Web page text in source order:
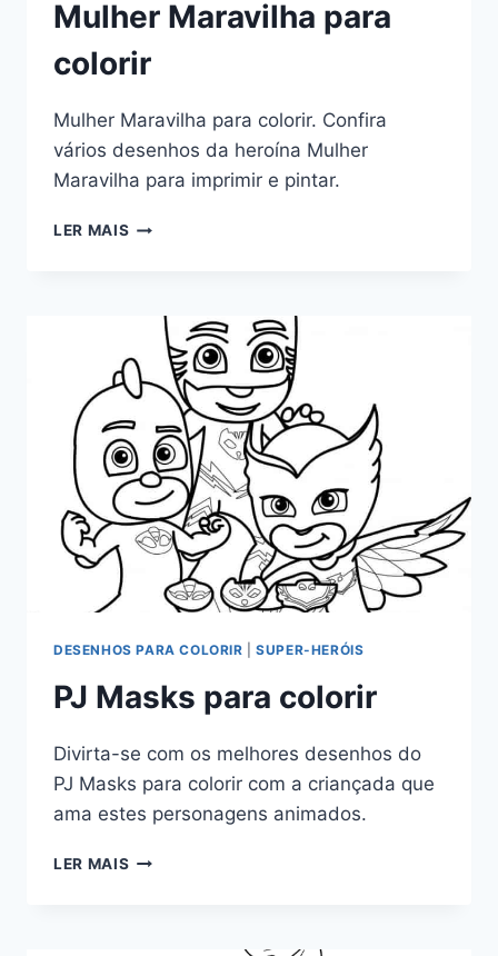
Mulher Maravilha para
colorir
Mulher Maravilha para colorir. Confira
vários desenhos da heroína Mulher
Maravilha para imprimir e pintar.
LER MAIS MULHER
DESENHOS PARA COLORIR |SUPER-HERÓIS
PJ Masks para colorir
Divirta-se com os melhores desenhos do
PJ Masks para colorir com a criançada que
ama estes personagens animados.
LER MAIS